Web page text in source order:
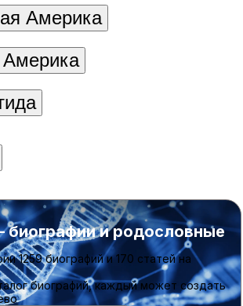
Америка
биографии и родословные
1259 биографийи170 статейна
биографий, каждый может создать